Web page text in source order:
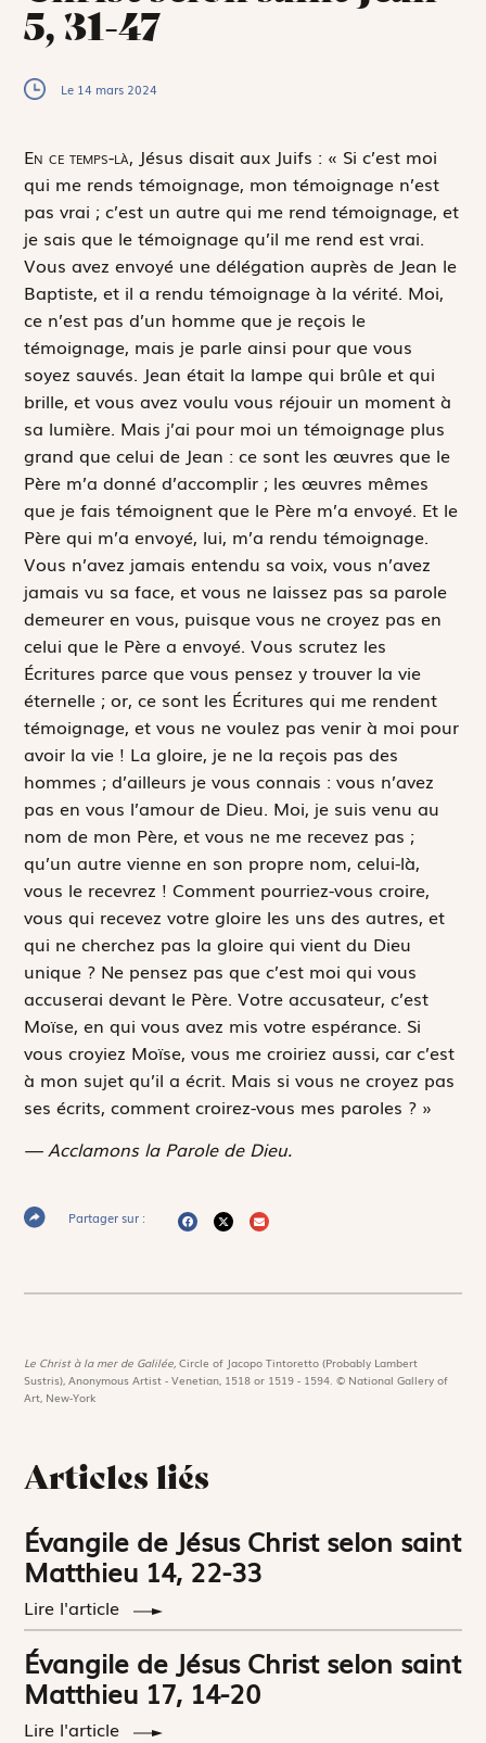
5, 31-47
Le 14 mars 2024
En ce temps-là, Jésus disait aux Juifs : « Si c’est moi
qui me rends témoignage, mon témoignage n’est
pas vrai ; c’est un autre qui me rend témoignage, et
je sais que le témoignage qu’il me rend est vrai.
Vous avez envoyé une délégation auprès de Jean le
Baptiste, et il a rendu témoignage à la vérité. Moi,
ce n’est pas d’un homme que je reçois le
témoignage, mais je parle ainsi pour que vous
soyez sauvés. Jean était la lampe qui brûle et qui
brille, et vous avez voulu vous réjouir un moment à
sa lumière. Mais j’ai pour moi un témoignage plus
grand que celui de Jean : ce sont les œuvres que le
Père m’a donné d’accomplir ; les œuvres mêmes
que je fais témoignent que le Père m’a envoyé. Et le
Père qui m’a envoyé, lui, m’a rendu témoignage.
Vous n’avez jamais entendu sa voix, vous n’avez
jamais vu sa face, et vous ne laissez pas sa parole
demeurer en vous, puisque vous ne croyez pas en
celui que le Père a envoyé. Vous scrutez les
Écritures parce que vous pensez y trouver la vie
éternelle ; or, ce sont les Écritures qui me rendent
témoignage, et vous ne voulez pas venir à moi pour
avoir la vie ! La gloire, je ne la reçois pas des
hommes ; d’ailleurs je vous connais : vous n’avez
pas en vous l’amour de Dieu. Moi, je suis venu au
nom de mon Père, et vous ne me recevez pas ;
qu’un autre vienne en son propre nom, celui-là,
vous le recevrez ! Comment pourriez-vous croire,
vous qui recevez votre gloire les uns des autres, et
qui ne cherchez pas la gloire qui vient du Dieu
unique ? Ne pensez pas que c’est moi qui vous
accuserai devant le Père. Votre accusateur, c’est
Moïse, en qui vous avez mis votre espérance. Si
vous croyiez Moïse, vous me croiriez aussi, car c’est
à mon sujet qu’il a écrit. Mais si vous ne croyez pas
ses écrits, comment croirez-vous mes paroles ? »
— Acclamons la Parole de Dieu.
Partager sur :
Le Christ à la mer de Galilée,Circle of Jacopo Tintoretto (Probably Lambert
Sustris), Anonymous Artist - Venetian, 1518 or 1519 - 1594. © National Gallery of
Art, New-York
Articles liés
Évangile de Jésus Christ selon saint
Matthieu 14, 22-33
Lire l'article
Évangile de Jésus Christ selon saint
Matthieu 17, 14-20
Lire l'article